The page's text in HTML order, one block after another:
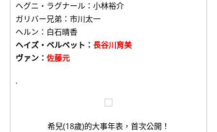
ヘグニ・ラグナール：小林裕介
ガリバー兄弟：市川太一
ヘルン：白石晴香
ヘイズ・ベルベット： 長谷川育美
ヴァン： 佐藤元
.
希兒(18歲)的大事年表，首次公開！